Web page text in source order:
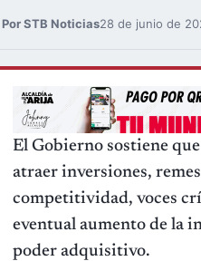
Por STB Noticias28 de junio de
El Gobierno sostiene
atraer inversiones,
competitividad, voces
eventual aumento de la
poder adquisitivo.